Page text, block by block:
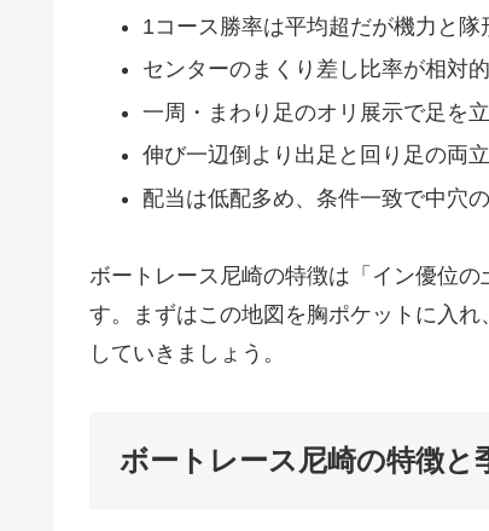
1コース勝率は平均超だが機力と隊
センターのまくり差し比率が相対
一周・まわり足のオリ展示で足を
伸び一辺倒より出足と回り足の両
配当は低配多め、条件一致で中穴
ボートレース尼崎の特徴は「イン優位
す。まずはこの地図を胸ポケットに入
していきましょう。
ボートレース尼崎の特徴と